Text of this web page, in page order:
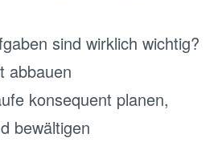
sind wirklich wichtig?
abbauen
konsequent planen,
bewältigen